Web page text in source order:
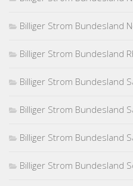
Billiger Strom Bundesland
Billiger Strom Bundesland
Billiger Strom Bundesland
Billiger Strom Bundesland
Billiger Strom Bundesland
Billiger Strom Bundesland